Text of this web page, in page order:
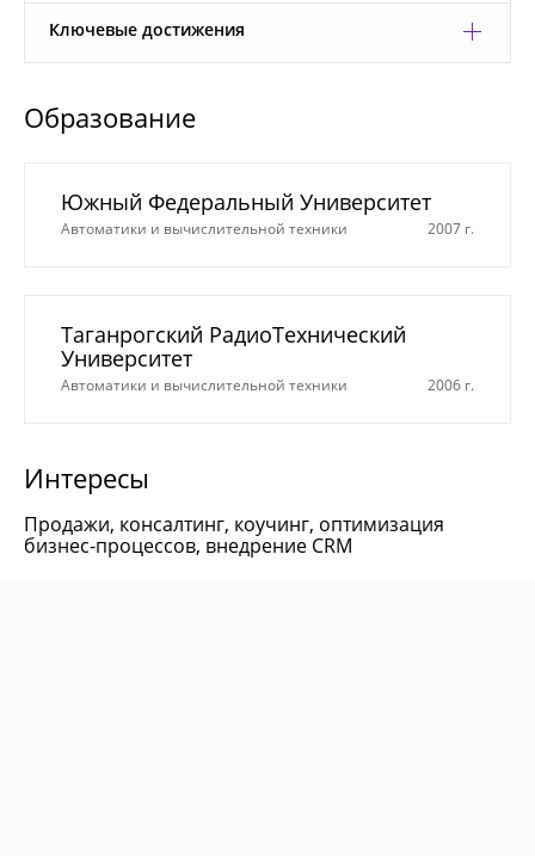
Ключевые достижения
Образование
Южный Федеральный Университет
Автоматики и вычислительной техники 2007 г.
Таганрогский РадиоТехнический
Университет
Автоматики и вычислительной техники 2006 г.
Интересы
Продажи, консалтинг, коучинг, оптимизация
бизнес-процессов, внедрение CRM